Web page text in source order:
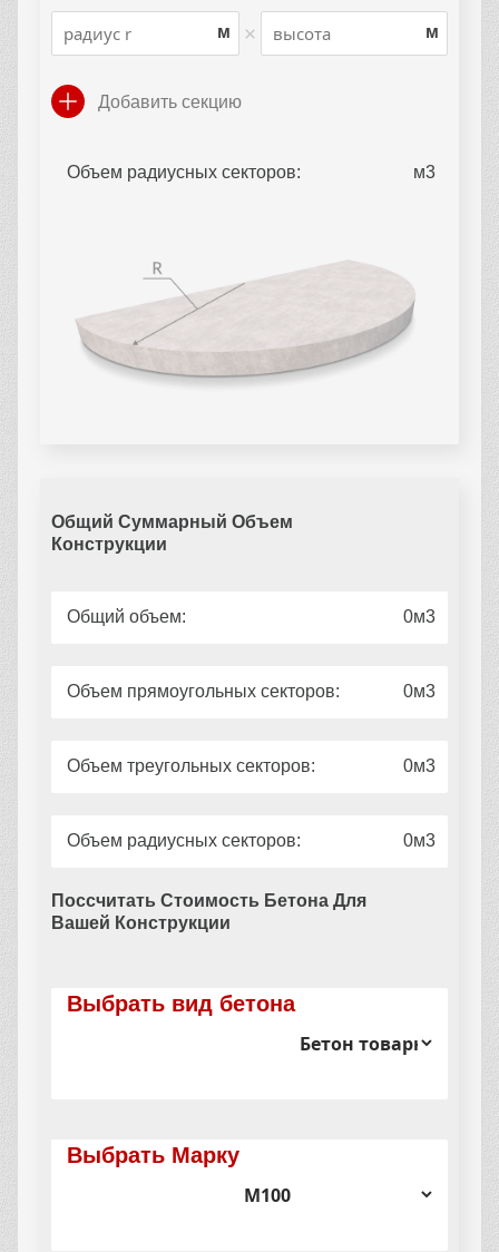
м × м
Добавить секцию
Объем радиусных секторов:
Общий Суммарный Объем
Конструкции
Общий объем: 0
Объем прямоугольных секторов: 0
Объем треугольных секторов: 0
Объем радиусных секторов: 0
Поссчитать Стоимость Бетона Для
Вашей Конструкции
Выбрать вид бетона
Выбрать Марку